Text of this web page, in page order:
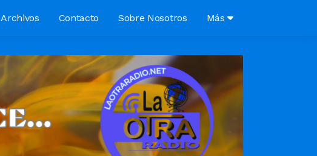
Archivos Contacto Sobre Nosotros Más